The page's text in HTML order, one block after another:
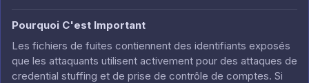
Pourquoi C'est Important
Les fichiers de fuites contiennent des identifiants exposés
que les attaquants utilisent activement pour des attaques de
credential stuffing et de prise de contrôle de comptes. Si